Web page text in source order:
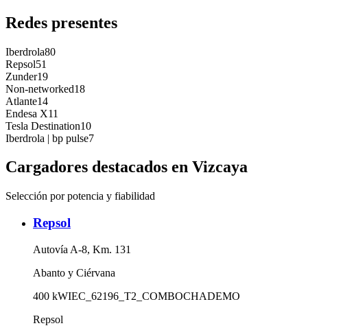
Redes presentes
Iberdrola80
Repsol51
Zunder19
Non-networked18
Atlante14
Endesa X11
Tesla Destination10
Iberdrola | bp pulse7
Cargadores destacados en Vizcaya
Selección por potencia y fiabilidad
Repsol
Autovía A-8, Km. 131
Abanto y Ciérvana
400 kWIEC_62196_T2_COMBOCHADEMO
Repsol